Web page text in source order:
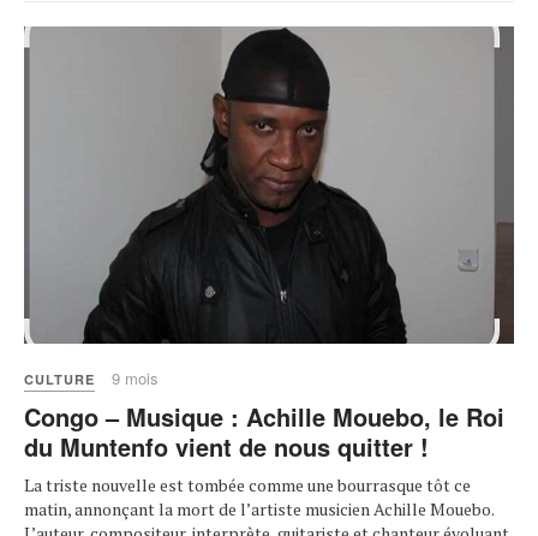
CULTURE 9 mois
Congo – Musique : Achille Mouebo, le Roi
du Muntenfo vient de nous quitter !
La triste nouvelle est tombée comme une bourrasque tôt ce
matin, annonçant la mort de l’artiste musicien Achille Mouebo.